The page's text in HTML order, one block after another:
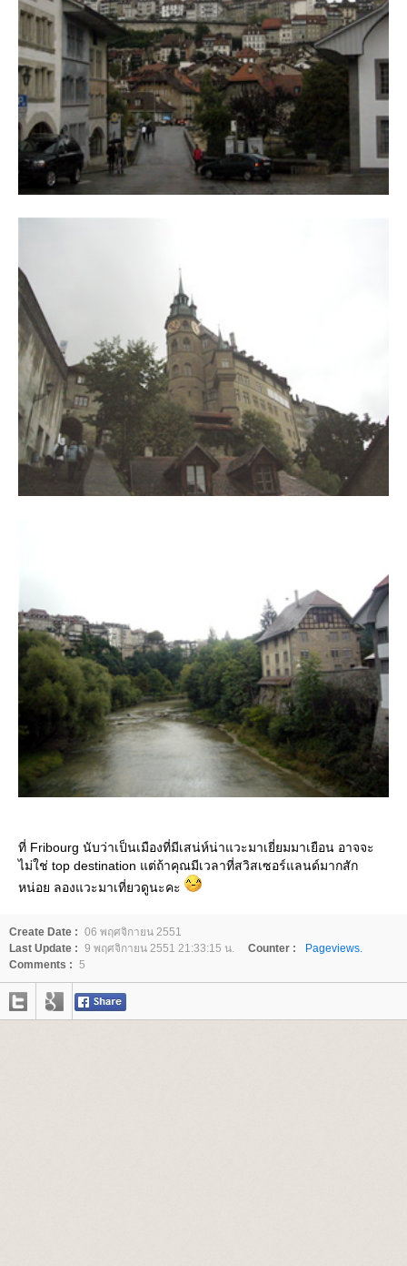
ที่ Fribourg นับว่าเป็นเมืองที่มีเสน่ห์น่าแวะมาเยี่ยมมาเยือน อาจจะ
ไม่ใช่ top destination แต่ถ้าคุณมีเวลาที่สวิสเซอร์แลนด์มากสัก
หน่อย ลองแวะมาเที่ยวดูนะคะ
Create Date : 06 พฤศจิกายน 2551
Last Update : 9 พฤศจิกายน 2551 21:33:15 น. Counter :
Pageviews.
Comments : 5